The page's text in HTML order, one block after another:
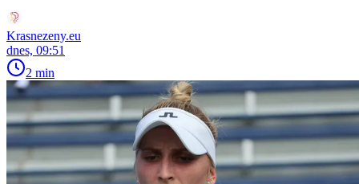
Krasnezeny.eu
dnes, 09:51
2 min